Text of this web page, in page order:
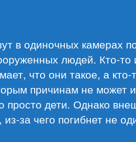
в одиночных камерах
людей. Кто-то
что они такое, а
причинам не может
просто дети. Однако
за чего погибнет не